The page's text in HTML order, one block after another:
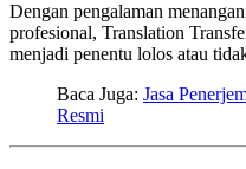
Dengan pengalaman
profesional, Translation
menjadi penentu lolos atau
Baca Juga: Jasa
Resmi